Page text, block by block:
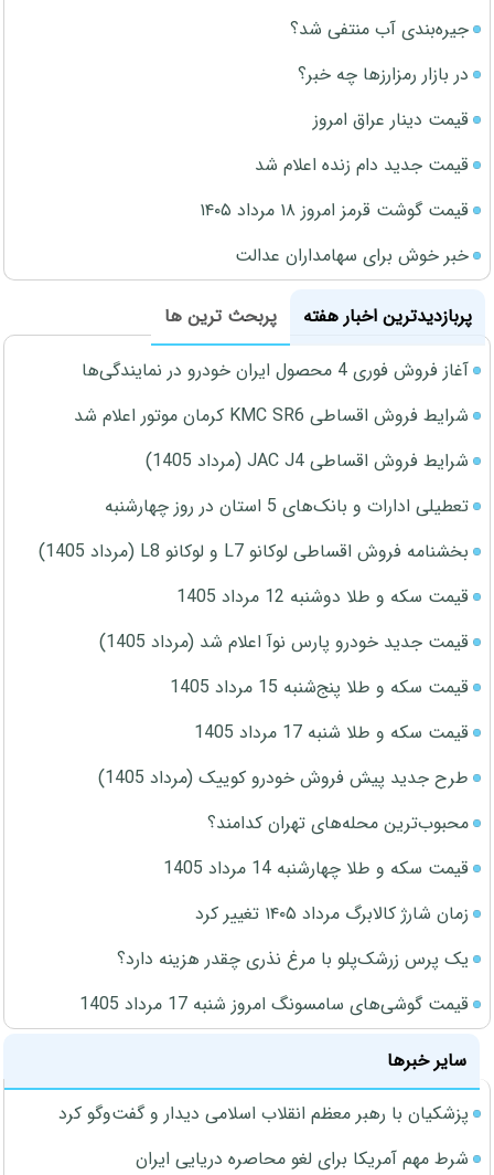
جیره‌بندی آب منتفی شد؟
در بازار رمزارزها چه خبر؟
قیمت دینار عراق امروز
قیمت جدید دام زنده اعلام شد
قیمت گوشت قرمز امروز ۱۸ مرداد ۱۴۰۵
خبر خوش برای سهامداران عدالت
پربازدیدترین اخبار هفته
پربحث ترین ها
آغاز فروش فوری 4 محصول ایران خودرو در نمایندگی‌ها
شرایط فروش اقساطی KMC SR6 کرمان موتور اعلام شد
شرایط فروش اقساطی JAC J4 (مرداد 1405)
تعطیلی ادارات و بانک‌های 5 استان در روز چهارشنبه
بخشنامه فروش اقساطی لوکانو L7 و لوکانو L8 (مرداد 1405)
قیمت سکه و طلا دوشنبه 12 مرداد 1405
قیمت جدید خودرو پارس نوآ اعلام شد (مرداد 1405)
قیمت سکه و طلا پنج‌شنبه 15 مرداد 1405
قیمت سکه و طلا شنبه 17 مرداد 1405
طرح جدید پیش فروش خودرو کوییک (مرداد 1405)
محبوب‌ترین محله‌های تهران کدامند؟
قیمت سکه و طلا چهارشنبه 14 مرداد 1405
زمان شارژ کالابرگ مرداد ۱۴۰۵ تغییر کرد
یک پرس زرشک‌پلو با مرغ نذری چقدر هزینه دارد؟
قیمت گوشی‌های سامسونگ امروز شنبه 17 مرداد 1405
سایر خبرها
پزشکیان با رهبر معظم انقلاب اسلامی دیدار و گفت‌وگو کرد
شرط مهم آمریکا برای لغو محاصره دریایی ایران